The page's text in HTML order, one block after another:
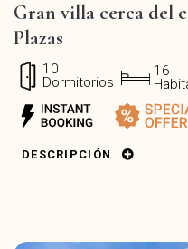
Gran villa cerca del
Plazas
10
Dormitorios
16
DESCRIPCIÓN